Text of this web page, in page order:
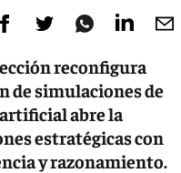
reconfigura
de simulaciones de
abre la
estratégicas con
y razonamiento.